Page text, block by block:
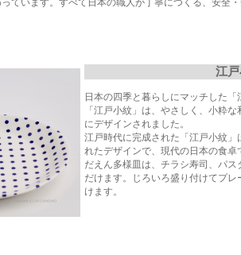
ています。すべて日本の職人が丁寧につくる、安全
江
日本の四季と暮らしにマッチした「
「江戸小紋」は、やさしく、小粋
にデザインされました。
江戸時代に完成された「江戸小紋
れたデザインで、現代の日本の食卓
だえん多様皿は、チラシ寿司、パ
だけます。じろいろ盛り付けてプ
けます。